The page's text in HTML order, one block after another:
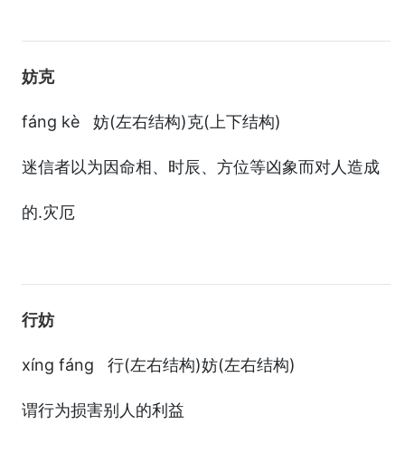
妨克
fáng kè 妨(左右结构)克(上下结构)
迷信者以为因命相、时辰、方位等凶象而对人造成
的.灾厄
行妨
xíng fáng 行(左右结构)妨(左右结构)
谓行为损害别人的利益